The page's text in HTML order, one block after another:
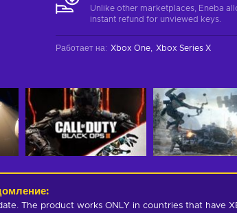
Unlike other marketplaces, Eneba
instant refund for unviewed keys.
Работает на: Xbox One Xbox Series X
:
The product works ONLY in countries that have